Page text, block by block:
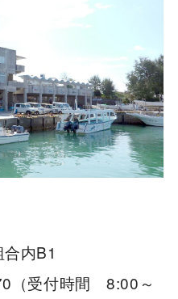
内B1
（受付時間 8:00～